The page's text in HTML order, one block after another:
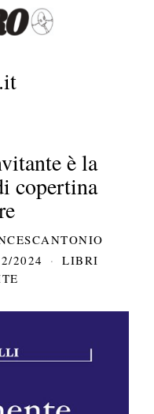
è la
copertina
2024
LIBRI